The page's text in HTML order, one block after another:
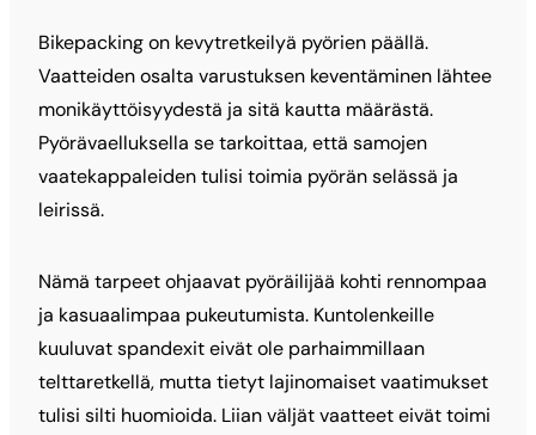
Bikepacking on kevytretkeilyä pyörien päällä.
Vaatteiden osalta varustuksen keventäminen lähtee
monikäyttöisyydestä ja sitä kautta määrästä.
Pyörävaelluksella se tarkoittaa, että samojen
vaatekappaleiden tulisi toimia pyörän selässä ja
leirissä.
Nämä tarpeet ohjaavat pyöräilijää kohti rennompaa
ja kasuaalimpaa pukeutumista. Kuntolenkeille
kuuluvat spandexit eivät ole parhaimmillaan
telttaretkellä, mutta tietyt lajinomaiset vaatimukset
tulisi silti huomioida. Liian väljät vaatteet eivät toimi